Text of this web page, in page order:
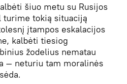
šiuo metu su Rusijos
turime tokią situaciją
įtampos eskalacijos
kalbėti tiesiog
žodelius nematau
— neturiu tam moralinės